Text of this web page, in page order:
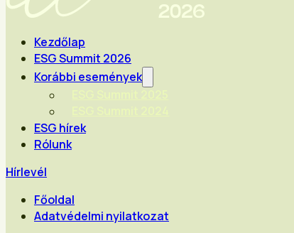
Kezdőlap
ESG Summit 2026
Korábbi események
ESG hírek
Rólunk
Hírlevél
Főoldal
Adatvédelmi nyilatkozat